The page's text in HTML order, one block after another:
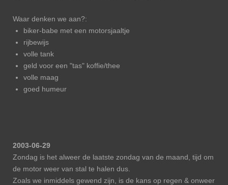
Waar denken we aan?:
biker-babe met een motorsjaaltje
rijbewijs
volle tank
geld voor een "tas" koffie/thee
volle maag
goed humeur
2003-06-29
Zondag is het alweer de laatste zondag van de maand, tijd om
de motor weer van stal te halen dus.
Zoals we inmiddels gewend zijn, is de kans op regen & onweer